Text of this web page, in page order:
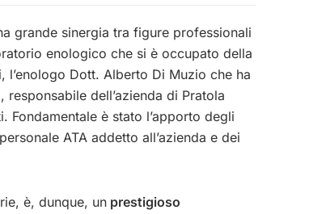
grande sinergia tra figure professionali
enologico che si è occupato della
l’enologo Dott. Alberto Di Muzio che ha
dell’azienda di Pratola
Fondamentale è stato l’apporto degli
ATA addetto all’azienda e dei
è, dunque, un prestigioso